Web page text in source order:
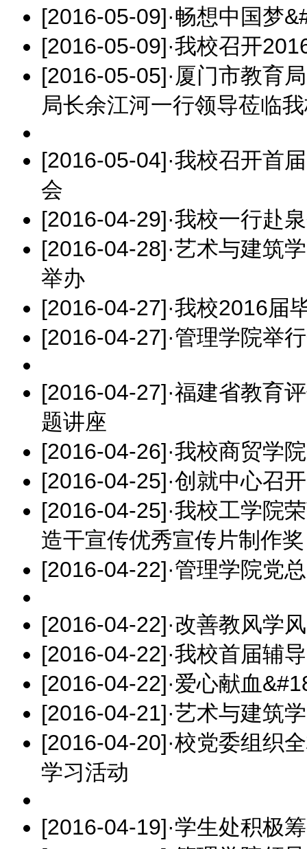
[2016-05-09]·畅想中国梦
[2016-05-09]·我校召开
[2016-05-05]· 厦门市教育
局长余江河一行领导莅临
[2016-05-04]·我校召开首
会
[2016-04-29]·我校一行赴
[2016-04-28]·艺术与建筑
举办
[2016-04-27]·我校2016届
[2016-04-27]·管理学院举
[2016-04-27]·福建省教育
题讲座
[2016-04-26]·我校商贸学
[2016-04-25]·创就中心召
[2016-04-25]·我校工学院
造干宣传优秀宣传片制作奖
[2016-04-22]·管理学院党
[2016-04-22]·改善教风学
[2016-04-22]·我校首届辅
[2016-04-22]·爱心献血
[2016-04-21]·艺术与建筑
[2016-04-20]·校党委组织
学习活动
[2016-04-19]·学生处积极